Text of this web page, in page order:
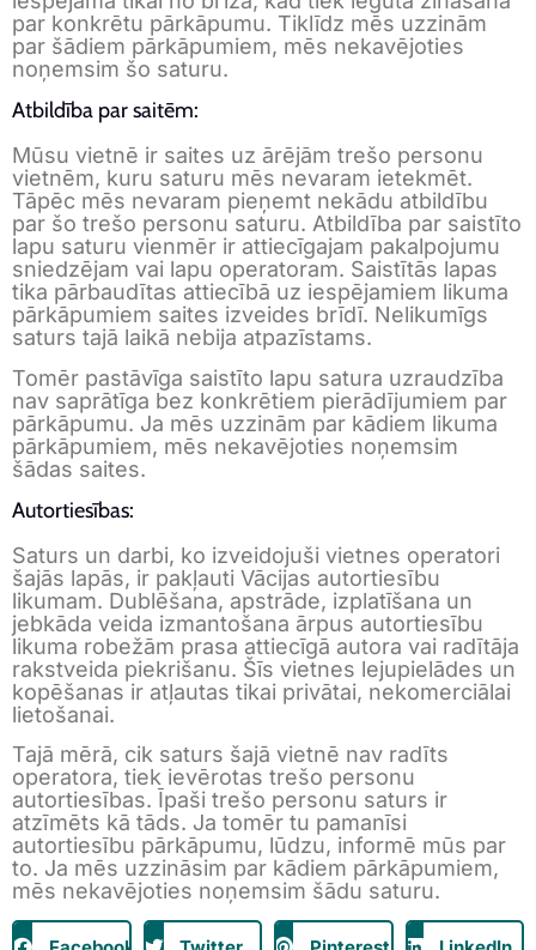
par konkrētu pārkāpumu. Tiklīdz mēs uzzinām
par šādiem pārkāpumiem, mēs nekavējoties
noņemsim šo saturu.
Atbildība par saitēm:
Mūsu vietnē ir saites uz ārējām trešo personu
vietnēm, kuru saturu mēs nevaram ietekmēt.
Tāpēc mēs nevaram pieņemt nekādu atbildību
par šo trešo personu saturu. Atbildība par saistīto
lapu saturu vienmēr ir attiecīgajam pakalpojumu
sniedzējam vai lapu operatoram. Saistītās lapas
tika pārbaudītas attiecībā uz iespējamiem likuma
pārkāpumiem saites izveides brīdī. Nelikumīgs
saturs tajā laikā nebija atpazīstams.
Tomēr pastāvīga saistīto lapu satura uzraudzība
nav saprātīga bez konkrētiem pierādījumiem par
pārkāpumu. Ja mēs uzzinām par kādiem likuma
pārkāpumiem, mēs nekavējoties noņemsim
šādas saites.
Autortiesības:
Saturs un darbi, ko izveidojuši vietnes operatori
šajās lapās, ir pakļauti Vācijas autortiesību
likumam. Dublēšana, apstrāde, izplatīšana un
jebkāda veida izmantošana ārpus autortiesību
likuma robežām prasa attiecīgā autora vai radītāja
rakstveida piekrišanu. Šīs vietnes lejupielādes un
kopēšanas ir atļautas tikai privātai, nekomerciālai
lietošanai.
Tajā mērā, cik saturs šajā vietnē nav radīts
operatora, tiek ievērotas trešo personu
autortiesības. Īpaši trešo personu saturs ir
atzīmēts kā tāds. Ja tomēr tu pamanīsi
autortiesību pārkāpumu, lūdzu, informē mūs par
to. Ja mēs uzzināsim par kādiem pārkāpumiem,
mēs nekavējoties noņemsim šādu saturu.